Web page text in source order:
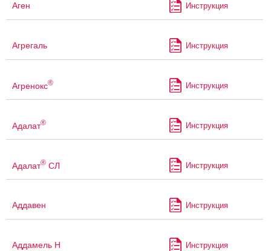
Аген Инструкция
Агрегаль Инструкция
Агренокс® Инструкция
Адалат® Инструкция
Адалат® СЛ Инструкция
Аддавен Инструкция
Аддамель Н Инструкция